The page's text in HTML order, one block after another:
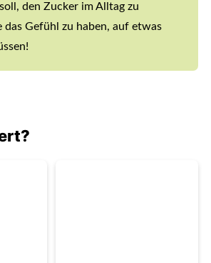
den Zucker im Alltag zu
das Gefühl zu haben, auf etwas